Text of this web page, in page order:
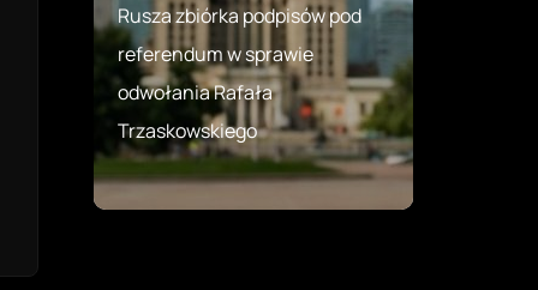
Rusza zbiórka podpisów pod
referendum w sprawie
odwołania Rafała
Trzaskowskiego